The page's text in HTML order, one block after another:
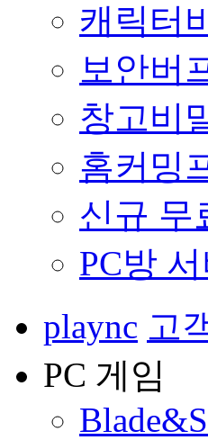
캐릭터
보안버
창고비
홈커밍
신규 무
PC방
plaync 고
PC 게임